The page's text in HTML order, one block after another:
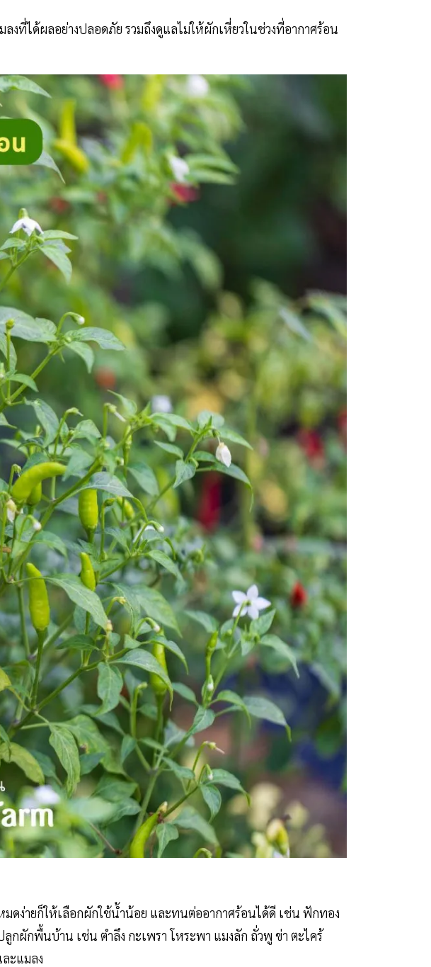
ที่ได้ผลอย่างปลอดภัย รวมถึงดูแลไม่ให้ผักเหี่ยวในช่วงที่อากาศร้อน
ดง่ายก็ให้เลือกผักใช้น้ำน้อย และทนต่ออากาศร้อนได้ดี เช่น ฟักทอง
ลูกผักพื้นบ้าน เช่น ตำลึง กะเพรา โหระพา แมงลัก ถั่วพู ข่า ตะไคร้
ะแมลง